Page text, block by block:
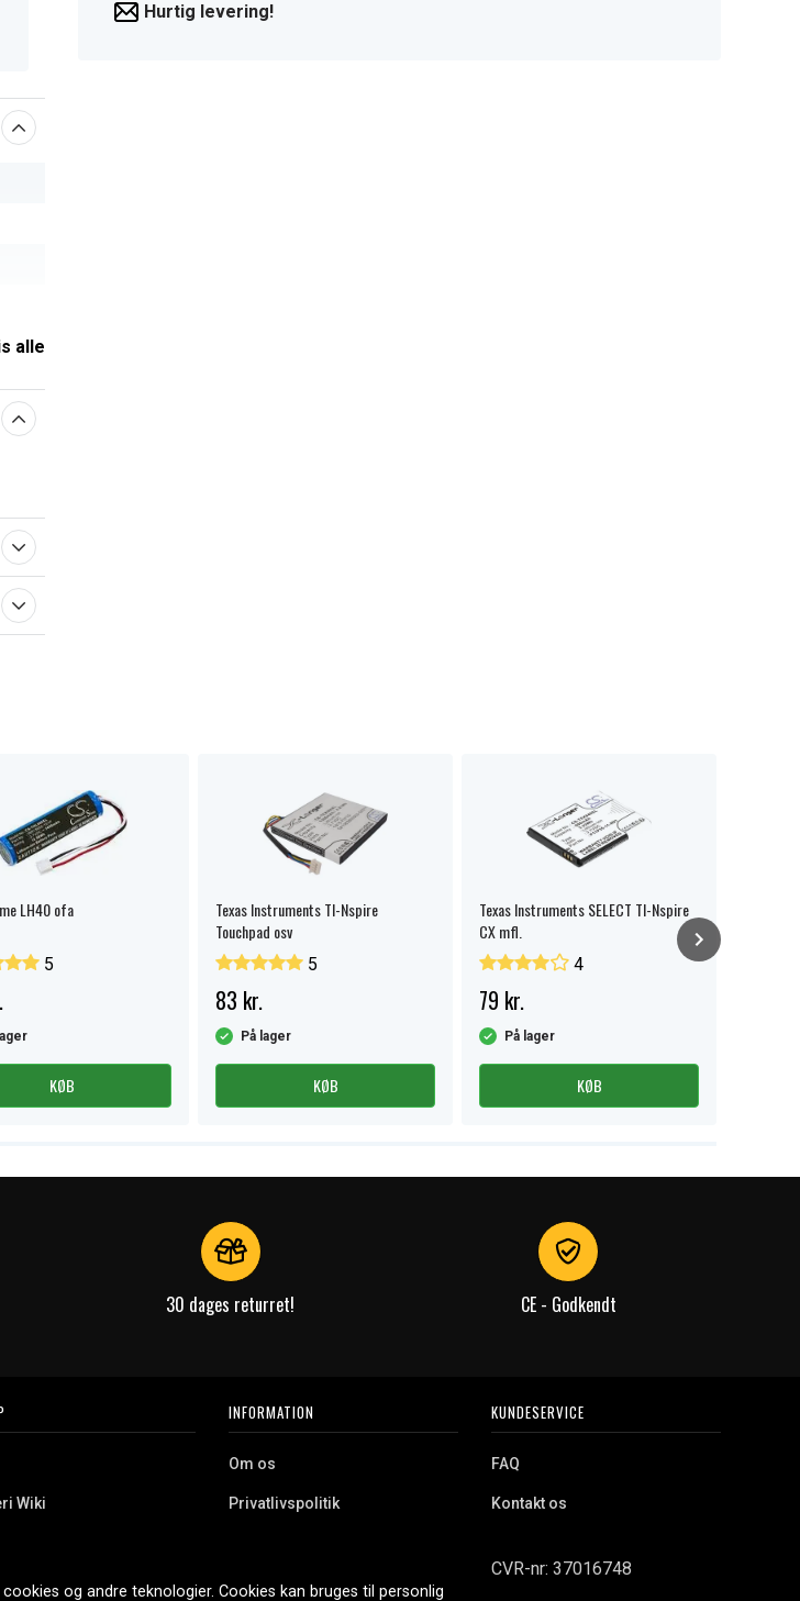
alle
Hurtig levering!
LH40 ofa
5
KØB
Texas Instruments TI-Nspire
Touchpad osv
5
83 kr.
På lager
KØB
Texas Instruments SELECT TI-Nspire
CX mfl.
4
79 kr.
På lager
KØB
30 dages returret! CE - Godkendt
Wiki
INFORMATION
Om os
Privatlivspolitik
Cookies
KUNDESERVICE
FAQ
Kontakt os
CVR-nr: 37016748
og andre teknologier. Cookies kan bruges til personlig